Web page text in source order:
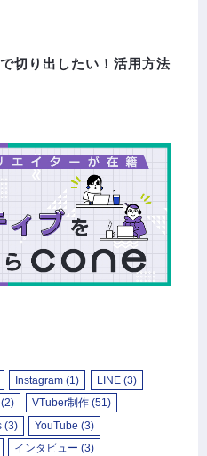
切り出したい！活用方法
Instagram (1) LINE(3)
(2) VTuber制作(51)
(3) YouTube (3)
インタビュー (3)